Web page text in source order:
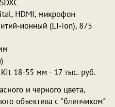
HDMI, микрофон
ионный (Li-Ion), 875
18-55 мм - 17 тыс. руб.
и черного цвета,
объектива с "блинчиком"